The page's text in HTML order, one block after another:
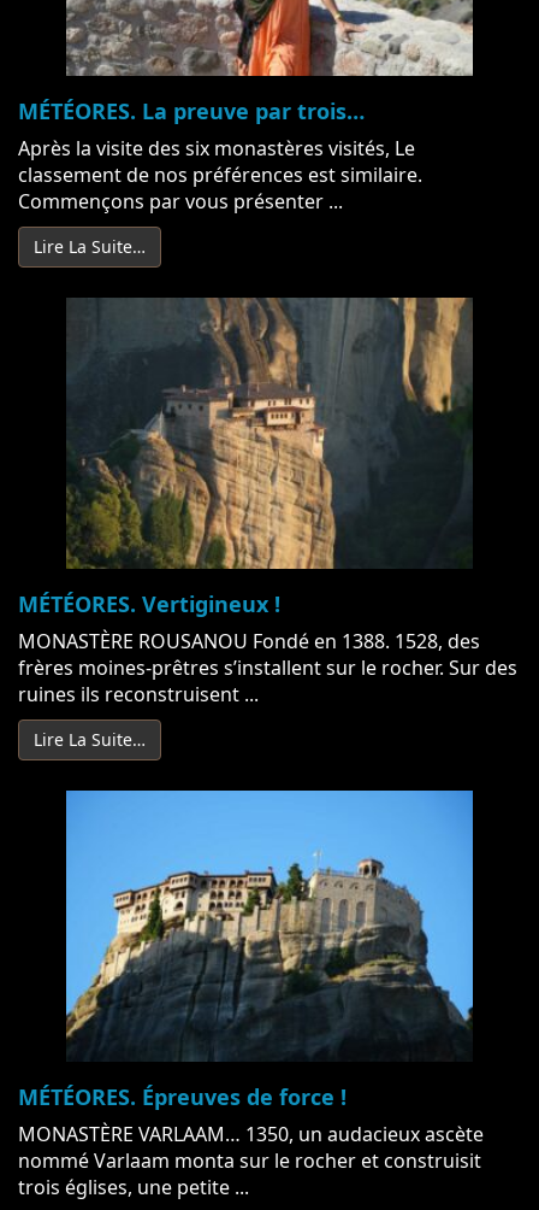
MÉTÉORES. La preuve par trois…
Après la visite des six monastères visités, Le
classement de nos préférences est similaire.
Commençons par vous présenter ...
Lire La Suite…
MÉTÉORES. Vertigineux !
MONASTÈRE ROUSANOU Fondé en 1388. 1528, des
frères moines-prêtres s’installent sur le rocher. Sur des
ruines ils reconstruisent ...
Lire La Suite…
MÉTÉORES. Épreuves de force !
MONASTÈRE VARLAAM… 1350, un audacieux ascète
nommé Varlaam monta sur le rocher et construisit
trois églises, une petite ...